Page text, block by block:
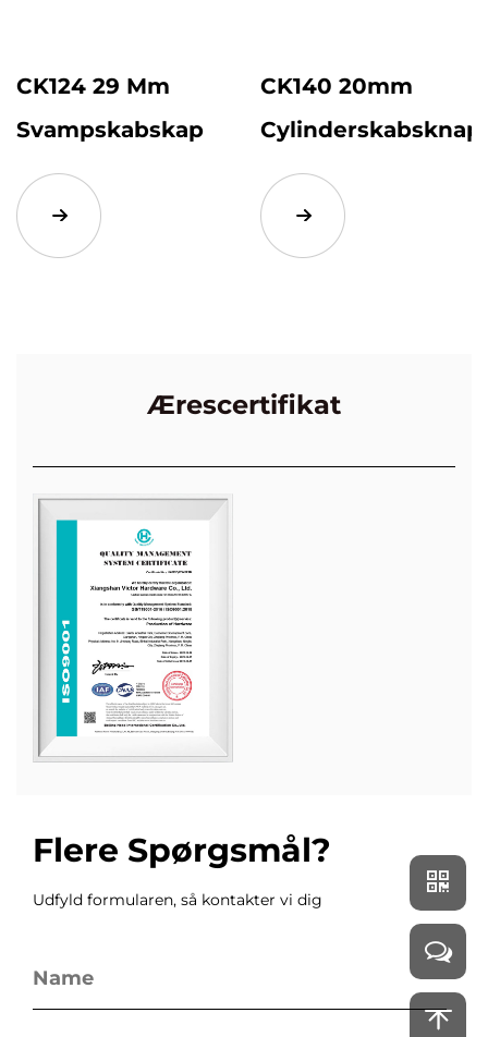
CK124 29 Mm
Svampskabskap
CK140 20mm
Cylinderskabsknap
Ærescertifikat
Flere Spørgsmål?
Udfyld formularen, så kontakter vi dig